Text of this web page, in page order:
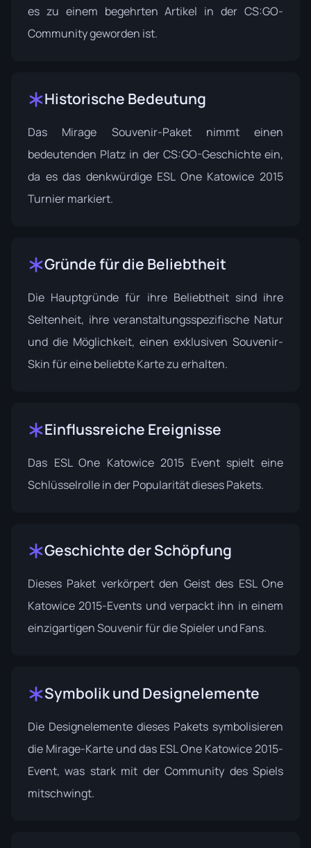
es zu einem begehrten Artikel in der CS:GO-
Community geworden ist.
Historische Bedeutung
Das Mirage Souvenir-Paket nimmt einen
bedeutenden Platz in der CS:GO-Geschichte ein,
da es das denkwürdige ESL One Katowice 2015
Turnier markiert.
Gründe für die Beliebtheit
Die Hauptgründe für ihre Beliebtheit sind ihre
Seltenheit, ihre veranstaltungsspezifische Natur
und die Möglichkeit, einen exklusiven Souvenir-
Skin für eine beliebte Karte zu erhalten.
Einflussreiche Ereignisse
Das ESL One Katowice 2015 Event spielt eine
Schlüsselrolle in der Popularität dieses Pakets.
Geschichte der Schöpfung
Dieses Paket verkörpert den Geist des ESL One
Katowice 2015-Events und verpackt ihn in einem
einzigartigen Souvenir für die Spieler und Fans.
Symbolik und Designelemente
Die Designelemente dieses Pakets symbolisieren
die Mirage-Karte und das ESL One Katowice 2015-
Event, was stark mit der Community des Spiels
mitschwingt.